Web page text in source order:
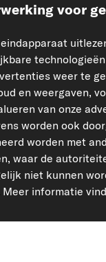
voor
weer te
en weergaven,
van onze
worden ook
worden met
waar de
niet kunnen
informatie